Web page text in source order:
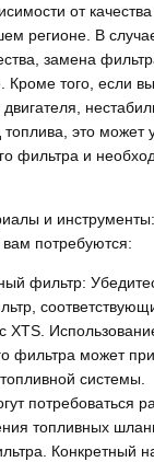
от качества
регионе. В
замена
Кроме того, если
это может
фильтра и
и
потребуются:
фильтр:
XTS.
фильтра может
системы.
потребоваться
топливных
Конкретный